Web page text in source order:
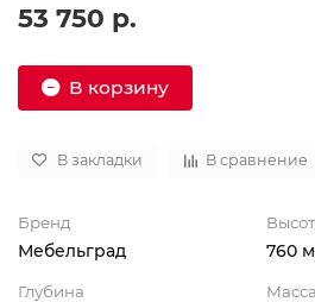
53 750 р.
В корзину
В закладки В сравнение
Бренд
Мебельград 760
Глубина